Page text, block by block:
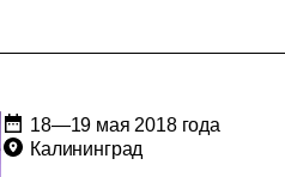
18—19 мая 2018 года
Калининград